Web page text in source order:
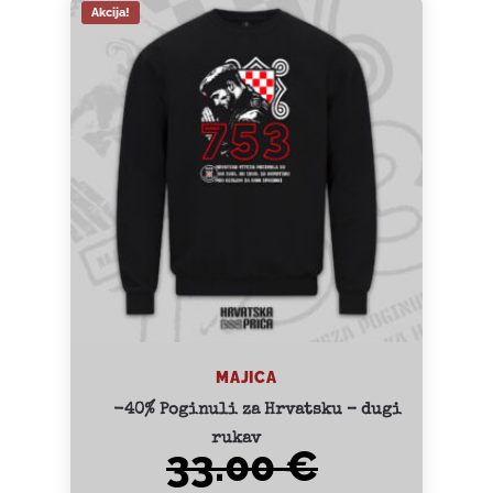
Akcija!
MAJICA
-40% Poginuli za Hrvatsku – dugi
rukav
33.00€